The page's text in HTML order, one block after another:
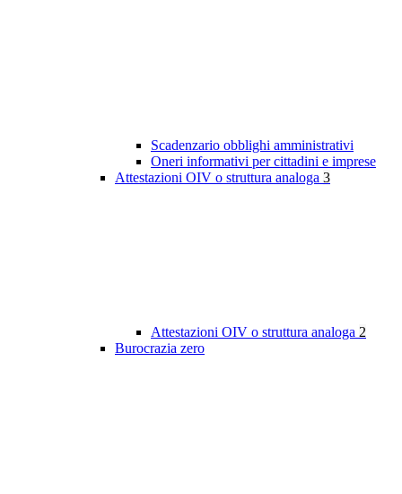
Scadenzario obblighi amministrativi
Oneri informativi per cittadini e imprese
Attestazioni OIV o struttura analoga 3
Attestazioni OIV o struttura analoga 2
Burocrazia zero